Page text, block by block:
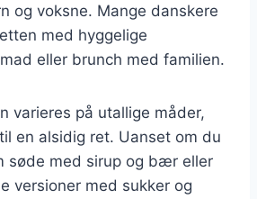
og voksne. Mange danskere
med hyggelige
eller brunch med familien.
varieres på utallige måder,
en alsidig ret. Uanset om du
søde med sirup og bær eller
versioner med sukker og